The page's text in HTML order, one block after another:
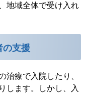
地域全体で受け入れ
の支援
療で入院したり、
します。しかし、入